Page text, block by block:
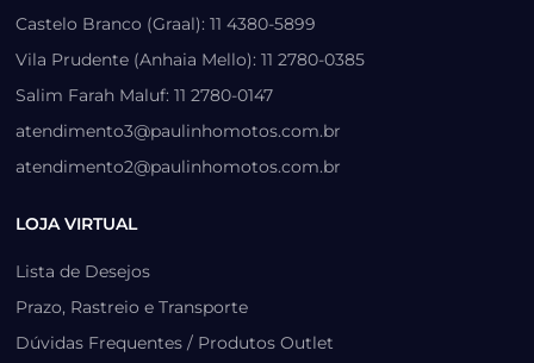
Castelo Branco (Graal): 11 4380-5899
Vila Prudente (Anhaia Mello): 11 2780-0385
Salim Farah Maluf: 11 2780-0147
atendimento3@paulinhomotos.com.br
atendimento2@paulinhomotos.com.br
LOJA VIRTUAL
Lista de Desejos
Prazo, Rastreio e Transporte
Dúvidas Frequentes / Produtos Outlet